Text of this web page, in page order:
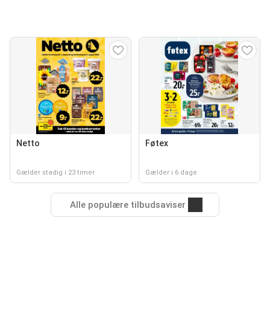
Netto
Gælder stadig i 23 timer
Føtex
Gælder i 6 dage
Alle populære tilbudsaviser